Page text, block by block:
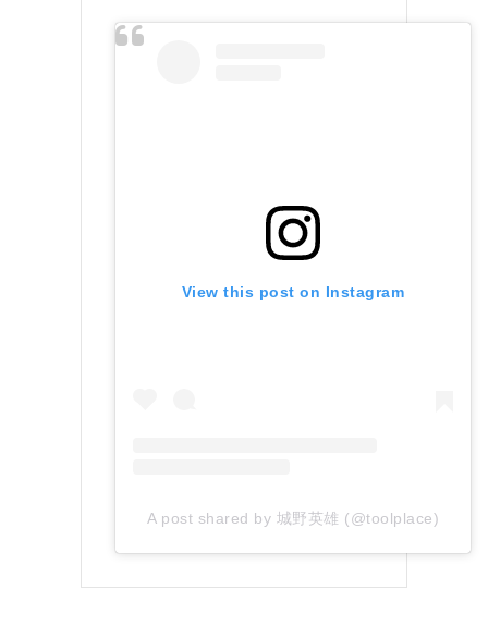
View this post on Instagram
A post shared by 城野英雄 (@toolplace)